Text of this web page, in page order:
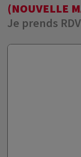
(NOUVELLE
Je prends RDV